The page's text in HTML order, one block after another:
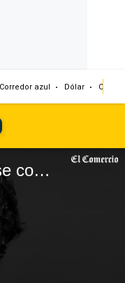
Corredor azul Dólar
Malecón de Miraflores se convirtió en concierto improvisado tras funeral de Pedro Suárez-Vértiz